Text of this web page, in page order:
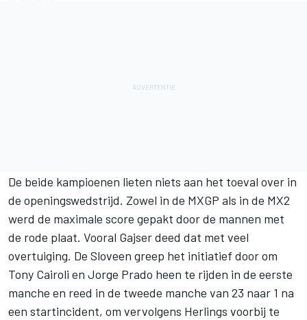
De beide kampioenen lieten niets aan het toeval over in
de openingswedstrijd. Zowel in de MXGP als in de MX2
werd de maximale score gepakt door de mannen met
de rode plaat. Vooral Gajser deed dat met veel
overtuiging. De Sloveen greep het initiatief door om
Tony Cairoli en Jorge Prado heen te rijden in de eerste
manche en reed in de tweede manche van 23 naar 1 na
een startincident, om vervolgens Herlings voorbij te